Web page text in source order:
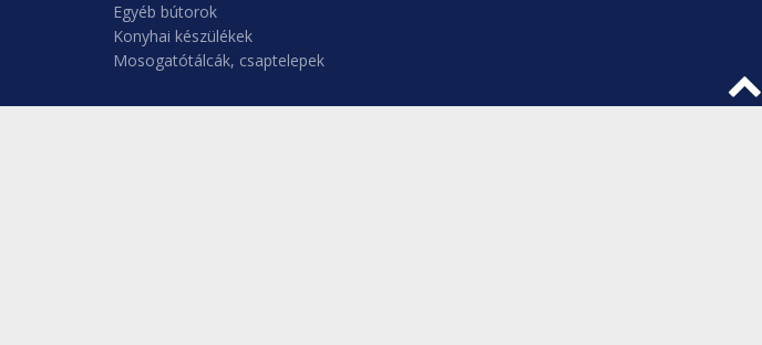
Egyéb bútorok
Konyhai készülékek
Mosogatótálcák, csaptelepek